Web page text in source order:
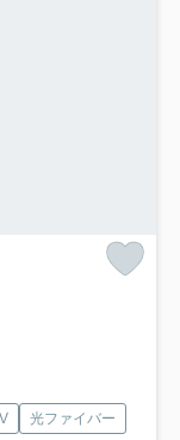
光ファイバー